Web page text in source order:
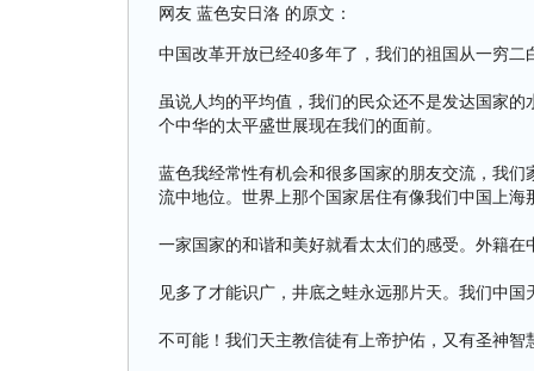
网友 蓝色安日洛 的原文：
中国改革开放已经40多年了，我们的祖国从一穷
虽说人均的平均值，我们的民众还不是发达国家
个中华的太平盛世展现在我们的面前。
蓝色我经常性有机会和很多国家的朋友交流，我
流中地位。世界上那个国家居住有像我们中国上海
一家国家的和谐和美好就看太太们的感受。外籍
见多了才能识广，井底之蛙永远那片天。我们中
不可能！我们天主教信徒有上帝护佑，又有圣神智